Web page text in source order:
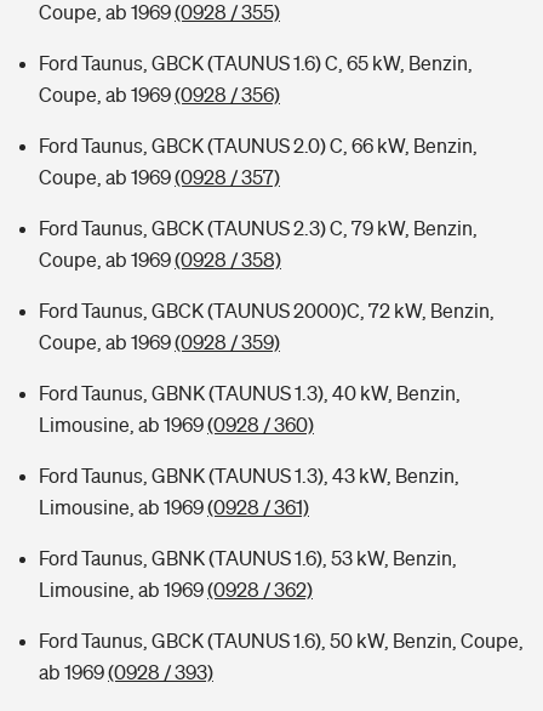
Coupe, ab 1969(0928 / 355)
Ford Taunus, GBCK (TAUNUS 1.6) C, 65 kW, Benzin,
Coupe, ab 1969(0928 / 356)
Ford Taunus, GBCK (TAUNUS 2.0) C, 66 kW, Benzin,
Coupe, ab 1969(0928 / 357)
Ford Taunus, GBCK (TAUNUS 2.3) C, 79 kW, Benzin,
Coupe, ab 1969(0928 / 358)
Ford Taunus, GBCK (TAUNUS 2000)C, 72 kW, Benzin,
Coupe, ab 1969(0928 / 359)
Ford Taunus, GBNK (TAUNUS 1.3), 40 kW, Benzin,
Limousine, ab 1969(0928 / 360)
Ford Taunus, GBNK (TAUNUS 1.3), 43 kW, Benzin,
Limousine, ab 1969(0928 / 361)
Ford Taunus, GBNK (TAUNUS 1.6), 53 kW, Benzin,
Limousine, ab 1969(0928 / 362)
Ford Taunus, GBCK (TAUNUS 1.6), 50 kW, Benzin, Coupe,
ab 1969(0928 / 393)